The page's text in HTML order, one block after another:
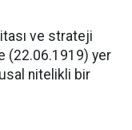
ve strateji
(22.06.1919) yer
nitelikli bir